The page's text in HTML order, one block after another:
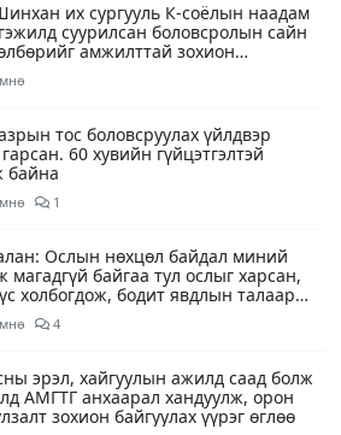
их сургууль К-соёлын наадам
суурилсан боловсролын сайн
амжилттай зохион
тос боловсруулах үйлдвэр
60 хувийн гүйцэтгэлтэй
байна
1
Ослын нөхцөл байдал миний
магадгүй байгаа тул ослыг харсан,
холбогдож, бодит явдлын талаар
уу
4
эрэл, хайгуулын ажилд саад болж
АМГТГ анхаарал хандуулж, орон
зохион байгуулах үүрэг өглөө